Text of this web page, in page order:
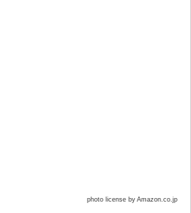
photo license by Amazon.co.jp